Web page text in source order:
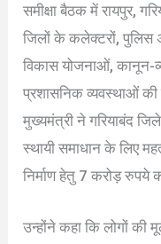
समीक्षा बैठक में रायपुर,
जिलों के कलेक्टरों, पुलिस
विकास योजनाओं, कानून-
प्रशासनिक व्यवस्थाओं की
मुख्यमंत्री ने गरियाबंद
स्थायी समाधान के लिए
निर्माण हेतु 7 करोड़ रुपये
उन्होंने कहा कि लोगों